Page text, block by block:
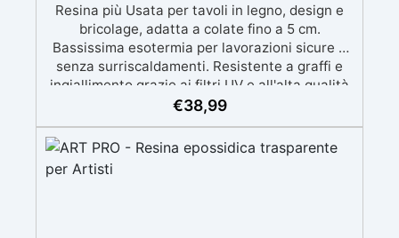
Resina più Usata per tavoli in legno, design e
bricolage, adatta a colate fino a 5 cm.
Bassissima esotermia per lavorazioni sicure e
senza surriscaldamenti. Resistente a graffi e
ingiallimento grazie ai filtri UV e all'alta qualità
meccanica. Bassa viscosità per eliminare bolle
BPA/VOC free e certificata per il contatto
prolungato con la pelle.
€38,99